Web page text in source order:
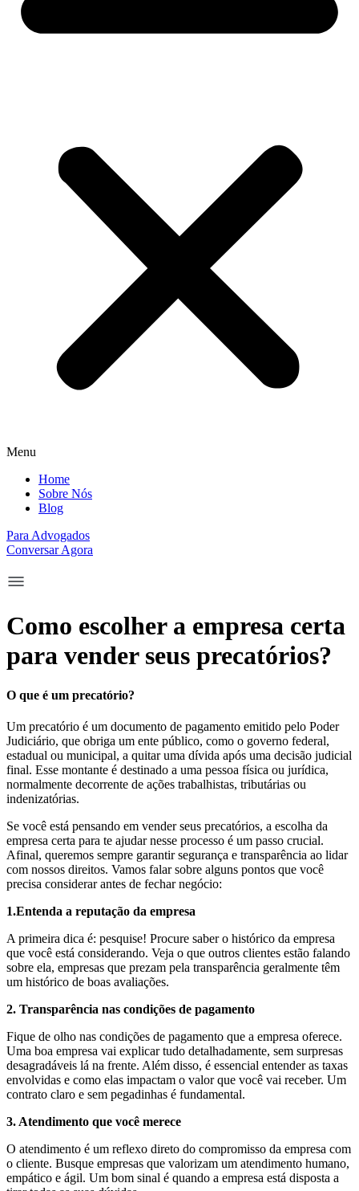
Menu
Home
Sobre Nós
Blog
Para Advogados
Conversar Agora
Como escolher a empresa certa
para vender seus precatórios?
O que é um precatório?
Um precatório é um documento de pagamento emitido pelo Poder
Judiciário, que obriga um ente público, como o governo federal,
estadual ou municipal, a quitar uma dívida após uma decisão judicial
final. Esse montante é destinado a uma pessoa física ou jurídica,
normalmente decorrente de ações trabalhistas, tributárias ou
indenizatórias.
Se você está pensando em vender seus precatórios, a escolha da
empresa certa para te ajudar nesse processo é um passo crucial.
Afinal, queremos sempre garantir segurança e transparência ao lidar
com nossos direitos. Vamos falar sobre alguns pontos que você
precisa considerar antes de fechar negócio:
1.Entenda a reputação da empresa
A primeira dica é: pesquise! Procure saber o histórico da empresa
que você está considerando. Veja o que outros clientes estão falando
sobre ela, empresas que prezam pela transparência geralmente têm
um histórico de boas avaliações.
2. Transparência nas condições de pagamento
Fique de olho nas condições de pagamento que a empresa oferece.
Uma boa empresa vai explicar tudo detalhadamente, sem surpresas
desagradáveis lá na frente. Além disso, é essencial entender as taxas
envolvidas e como elas impactam o valor que você vai receber. Um
contrato claro e sem pegadinhas é fundamental.
3. Atendimento que você merece
O atendimento é um reflexo direto do compromisso da empresa com
o cliente. Busque empresas que valorizam um atendimento humano,
empático e ágil. Um bom sinal é quando a empresa está disposta a